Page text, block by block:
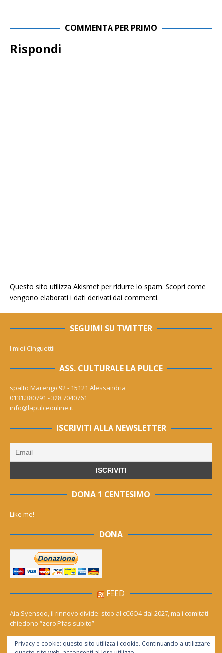
COMMENTA PER PRIMO
Rispondi
Questo sito utilizza Akismet per ridurre lo spam. Scopri come
vengono elaborati i dati derivati dai commenti.
SEGUIMI SU TWITTER
I miei Cinguettii
ASS. CULTURALE LA PULCE
spalto Marengo 92 - 15121 Alessandria
0131.380791 - 328.7040761
info@lapulceonline.it
ISCRIVITI ALLA NEWSLETTER
DONA 1 CENTESIMO
Like me!
DONA
FEED
Aia Syensqo, il rinnovo divide: stop al cC6O4 dal 2027, ma i comitati
chiedono “zero Pfas subito”
Derthona ripescato in serie D: Grigi, Valenzana e Leoncelli ne
girone A
Privacy e cookie: questo sito utilizza i cookie. Continuando a utilizzare